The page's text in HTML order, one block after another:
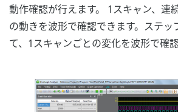
動作確認が行えます。 1スキャン、連
の動きを波形で確認できます。ステッ
て、1スキャンごとの変化を波形で確認